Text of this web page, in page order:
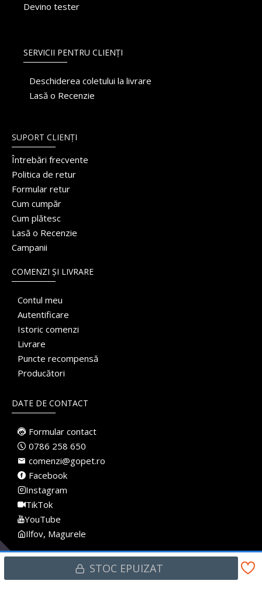
STOC EPUIZAT
Devino tester
SERVICII PENTRU CLIENȚI
Deschiderea coletului la livrare
Lasă o Recenzie
SUPORT CLIENȚI
Întrebări frecvente
Politica de retur
Formular retur
Cum cumpăr
Cum plătesc
Lasă o Recenzie
Campanii
COMENZI ȘI LIVRARE
Contul meu
Autentificare
Istoric comenzi
Livrare
Puncte recompensă
Producători
DATE DE CONTACT
Formular contact
0786 258 650
comenzi@gopet.ro
Facebook
Instagram
TikTok
YouTube
Ilfov, Magurele
in Romania · Pet Shop Online · Toate drepturile rezervate